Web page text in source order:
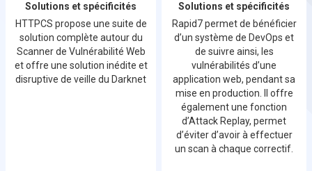
Solutions et spécificités
HTTPCS propose une suite de
solution complète autour du
Scanner de Vulnérabilité Web
et offre une solution inédite et
disruptive de veille du Darknet
Solutions et spécificités
Rapid7 permet de bénéficier
d’un système de DevOps et
de suivre ainsi, les
vulnérabilités d’une
application web, pendant sa
mise en production. Il offre
également une fonction
d’Attack Replay, permet
d’éviter d’avoir à effectuer
un scan à chaque correctif.